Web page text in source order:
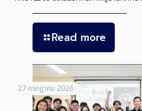
Read more
27 กรกฎาคม 2026